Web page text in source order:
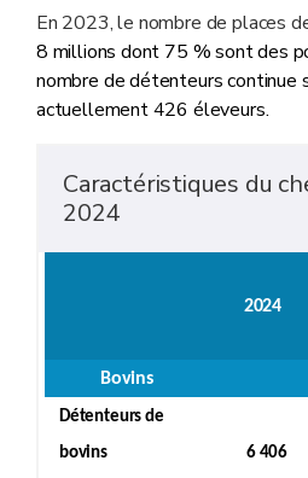
En 2023, le nombre de places
8 millions dont 75 % sont des
nombre de détenteurs continue
actuellement 426 éleveurs.
Caractéristiques du
2024
2024
Bovins
Détenteurs de
bovins
6 406